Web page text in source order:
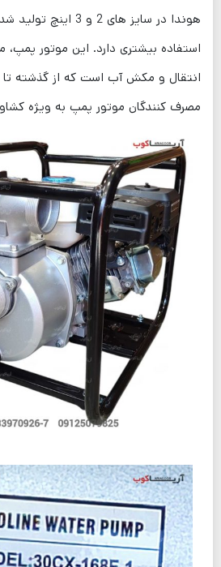
هوندا در سایز های 2 و
استفاده بیشتری دارد. این موتور
انتقال و مکش آب است که از گذشته تا
مصرف کنندگان موتور پمپ به ویژه